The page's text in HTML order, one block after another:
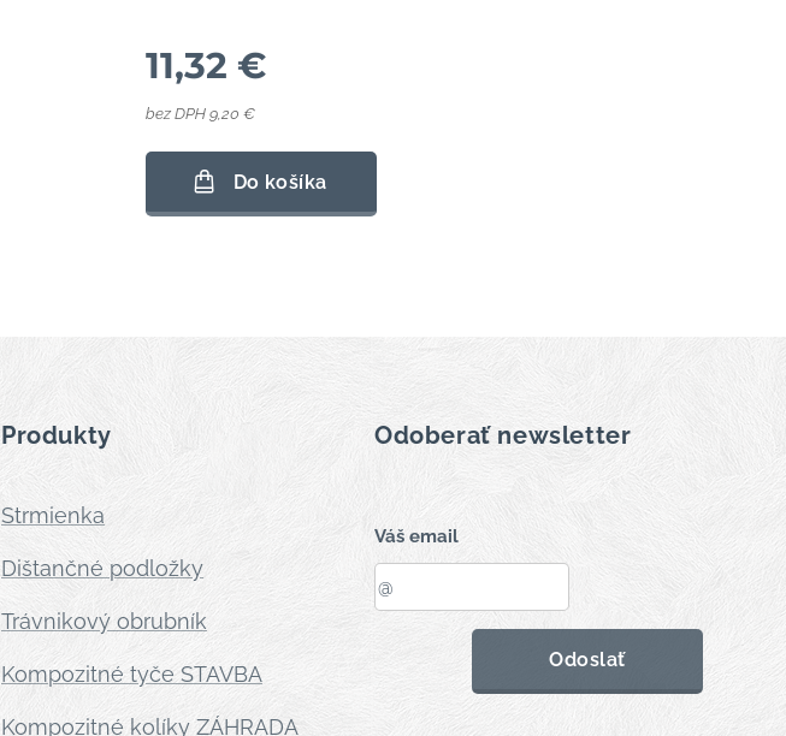
11,32 €
bez DPH 9,20 €
Do košíka
Produkty
Strmienka
Dištančné podložky
Trávnikový obrubník
Kompozitné tyče STAVBA
Kompozitné kolíky ZÁHRADA
Odoberať newsletter
Váš email
Odoslať